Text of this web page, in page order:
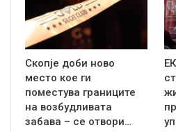
Скопје доби ново
место кое ги
поместува границите
на возбудливата
забава – се отвори…